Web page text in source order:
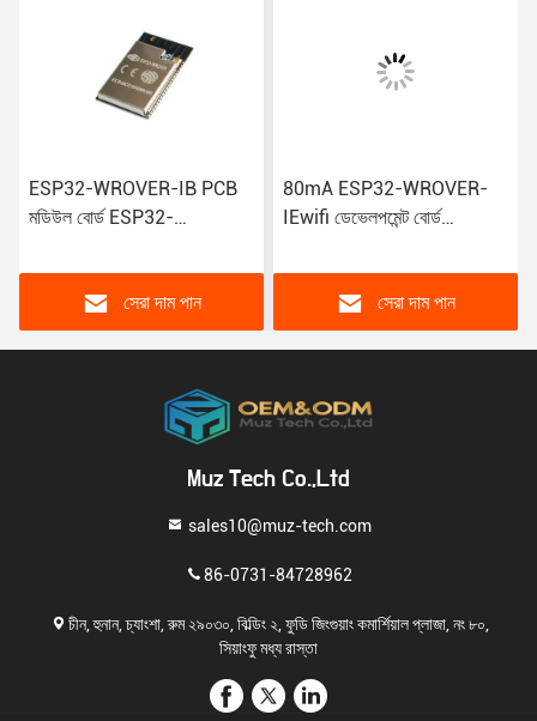
ESP32-WROVER-IB PCB
মডিউল বোর্ড ESP32-
এবং 4/8/16MB PSRAM সহ
সেরা দাম পান
80mA ESP32-WROVER-
IEwifi ডেভেলপমেন্ট বোর্ড
ESP32 Wrover এর জন্য
সেরা দাম পান
Muz Tech Co.,Ltd
sales10@muz-tech.com
86-0731-84728962
চীন, হুনান, চ্যাংশা, রুম ২৯০৩০, বিল্ডিং ২, ফুডি জিংগুয়াং কমার্শিয়াল প্লাজা, নং ৮০,
সিয়াংফু মধ্য রাস্তা